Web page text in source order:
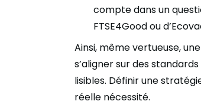
compte dans un
FTSE4Good ou
Ainsi, même vertueuse,
s’aligner sur des
lisibles. Définir une
réelle nécessité.